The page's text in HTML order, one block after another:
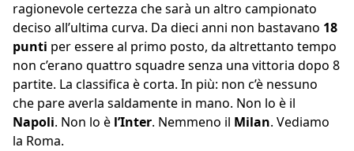
ragionevole certezza che sarà un altro campionato
deciso all’ultima curva. Da dieci anni non bastavano 18
punti per essere al primo posto, da altrettanto tempo
non c’erano quattro squadre senza una vittoria dopo 8
partite. La classifica è corta. In più: non c’è nessuno
che pare averla saldamente in mano. Non lo è il
Napoli. Non lo è l’Inter. Nemmeno il Milan. Vediamo
la Roma.